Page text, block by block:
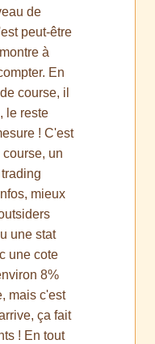
de
peut-être
à
En
course, il
le reste
! C'est
un
mieux
une stat
une cote
8%
mais c'est
ça fait
! En tout